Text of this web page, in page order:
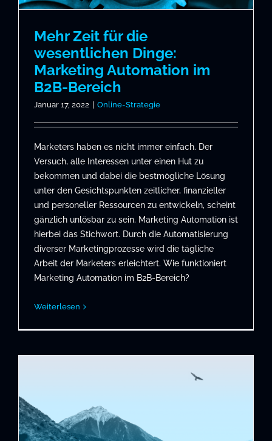
Mehr Zeit für die
wesentlichen Dinge:
Marketing Automation im
B2B-Bereich
Januar 17, 2022 Online-Strategie
Marketers haben es nicht immer einfach. Der
Versuch, alle Interessen unter einen Hut zu
bekommen und dabei die bestmögliche Lösung
unter den Gesichtspunkten zeitlicher, finanzieller
und personeller Ressourcen zu entwickeln, scheint
gänzlich unlösbar zu sein. Marketing Automation ist
hierbei das Stichwort. Durch die Automatisierung
diverser Marketingprozesse wird die tägliche
Arbeit der Marketers erleichtert. Wie funktioniert
Marketing Automation im B2B-Bereich?
Weiterlesen